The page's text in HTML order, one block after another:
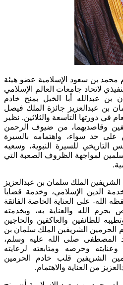
محمد بن سعود الإسلامية عضو هيئة
لاتحاد جامعات العالم الإسلامي
بن عبدالله أبا الخيل بمنح خادم
بن عبدالعزيز جائزة الملك فيصل
في دورتها التاسعة والثلاثين. نظير
وقاصديهما، من ضيوف الرحمن
على حد سواء، واهتمامه بالسيرة
التاريخي للسيرة النبوية، وسعيه
لمواجهة الظروف الصعبة التي
الملك سلمان بن عبدالعزيز
الدين الإسلامي، وخدمة قضايا
الله- على العناية الخاصة الفائقة
بحرم الله والعناية به، وبخدمته
للطائفين والعاكفين والحاجين
الحرمين الشريفين الملك سلمان بن
المصطفى صلى الله عليه وسلم،
وحرصه ومتابعته لرعايته
الشريفين قلب خادم الحرمين
من العناية والاهتمام.